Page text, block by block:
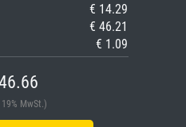
€ 14.29
€ 46.21
€ 1.09
MwSt.)